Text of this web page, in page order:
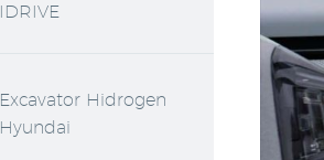
IDRIVE
Excavator Hidrogen
Hyundai